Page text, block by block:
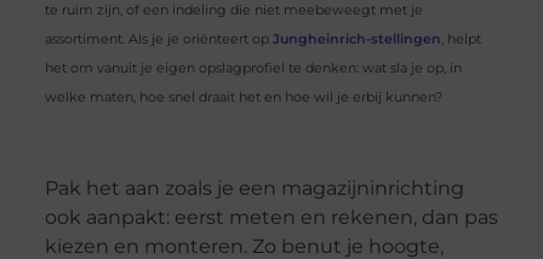
te ruim zijn, of een indeling die niet meebeweegt met je
assortiment. Als je je oriënteert op Jungheinrich-stellingen, helpt
het om vanuit je eigen opslagprofiel te denken: wat sla je op, in
welke maten, hoe snel draait het en hoe wil je erbij kunnen?
Pak het aan zoals je een magazijninrichting
ook aanpakt: eerst meten en rekenen, dan pas
kiezen en monteren. Zo benut je hoogte,